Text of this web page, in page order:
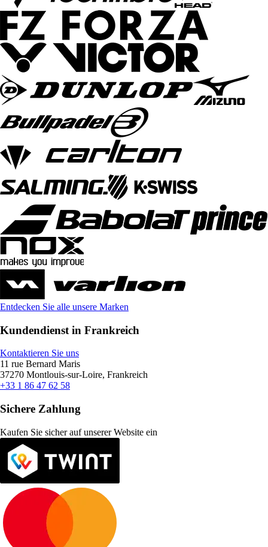
Entdecken Sie alle unsere Marken
Kundendienst in Frankreich
Kontaktieren Sie uns
11 rue Bernard Maris
37270 Montlouis-sur-Loire, Frankreich
+33 1 86 47 62 58
Sichere Zahlung
Kaufen Sie sicher auf unserer Website ein